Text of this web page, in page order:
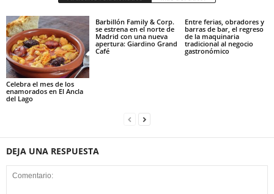
Celebra el mes de los
enamorados en El Ancla
del Lago
Barbillón Family & Corp.
se estrena en el norte de
Madrid con una nueva
apertura: Giardino Grand
Café
Entre ferias, obradores y
barras de bar, el regreso
de la maquinaria
tradicional al negocio
gastronómico
DEJA UNA RESPUESTA